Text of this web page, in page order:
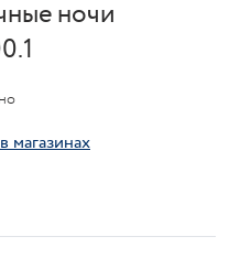
ночи
магазинах